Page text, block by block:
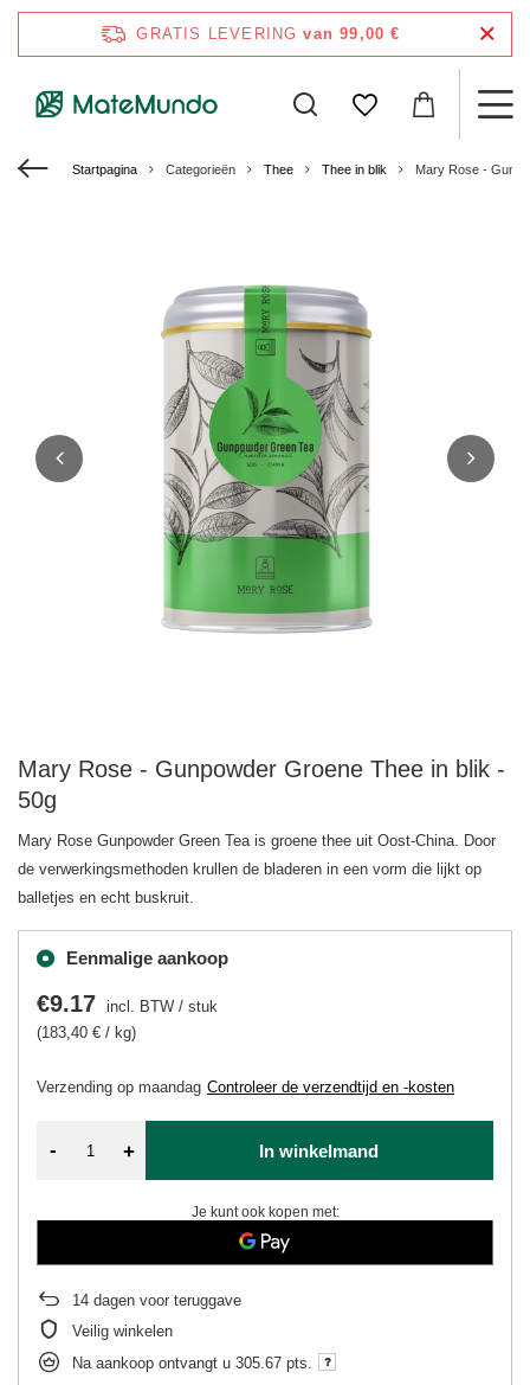
GRATIS LEVERING van 99,00 €
Startpagina Categorieën Thee Thee in blik Mary Rose -
Mary Rose - Gunpowder Groene Thee in blik -
50g
Mary Rose Gunpowder Green Tea is groene thee uit Oost-China. Door
de verwerkingsmethoden krullen de bladeren in een vorm die lijkt op
balletjes en echt buskruit.
Eenmalige aankoop
Verzending op maandag Controleer de verzendtijd en -kosten
€9.17 incl. BTW / stuk
(183,40 € / kg)
- + In winkelmand
Je kunt ook kopen met:
14 dagen voor teruggave
Veilig winkelen
Na aankoop ontvangt u 305.67 pts.